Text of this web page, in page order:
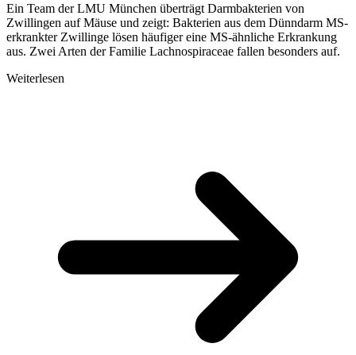
Ein Team der LMU München überträgt Darmbakterien von
Zwillingen auf Mäuse und zeigt: Bakterien aus dem Dünndarm MS-
erkrankter Zwillinge lösen häufiger eine MS-ähnliche Erkrankung
aus. Zwei Arten der Familie Lachnospiraceae fallen besonders auf.
Weiterlesen